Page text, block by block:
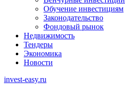
Обучение инвестициям
Законодательство
Фондовый рынок
Недвижимость
Тендеры
Экономика
Новости
invest-easy.ru